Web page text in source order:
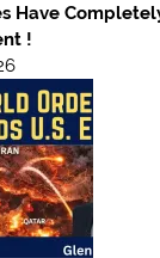
Have
!